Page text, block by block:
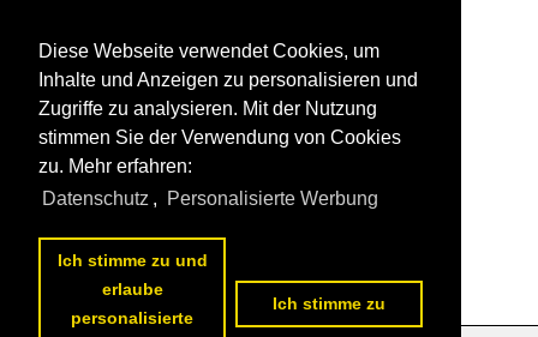
Diese Webseite verwendet Cookies, um
Inhalte und Anzeigen zu personalisieren und
Zugriffe zu analysieren. Mit der Nutzung
stimmen Sie der Verwendung von Cookies
zu. Mehr erfahren:
Datenschutz , Personalisierte Werbung
Ich stimme zu und
erlaube
personalisierte
Ich stimme zu